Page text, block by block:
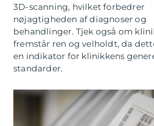
3D-scanning, hvilket forbedrer
nøjagtigheden af diagnoser og
behandlinger. Tjek også om
fremstår ren og velholdt, da
en indikator for klinikkens
standarder.